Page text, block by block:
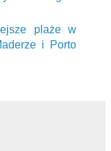
plaże w
i Porto